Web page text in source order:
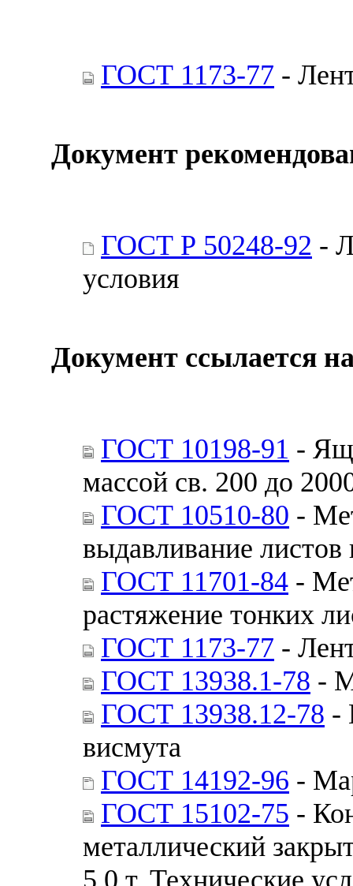
ГОСТ 1173-77 -
Документ
ГОСТ Р 50248-92 -
условия
Документ ссылается
ГОСТ 10198-91 -
массой св. 200 до
ГОСТ 10510-80 -
выдавливание
ГОСТ 11701-84 -
растяжение тонких
ГОСТ 1173-77 -
ГОСТ 13938.1-78 -
ГОСТ 13938.12-78 -
висмута
ГОСТ 14192-96 -
ГОСТ 15102-75 -
металлический
5,0 т. Технические